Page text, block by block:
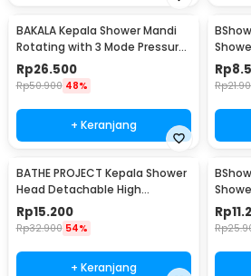
BAKALA Kepala Shower Mandi
Rotating with 3 Mode Pressure
- BR-2223
Rp26.500
Rp50.900 48%
+ Keranjang
1/2
Rp
Rp
BATHE PROJECT Kepala Shower
Head Detachable High
Pressure Water Saving - BR-
230
Rp15.200
Rp32.900 54%
+ Keranjang
Rp
Rp